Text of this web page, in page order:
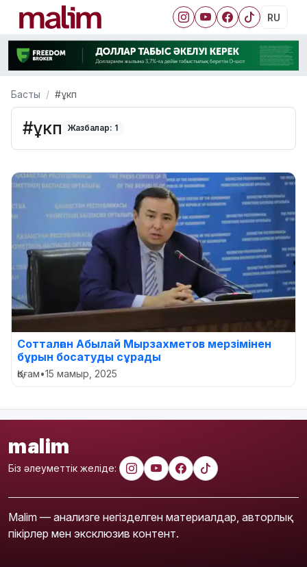
RU
Басты #ұкп
#ұкп Жазбалар: 1
Сотталған Абылай Мырзахметов мерзімінен
бұрын босатуды сұрады
Қоғам•15 мамыр, 2025
malim
Біз әлеуметтік желіде:
Malim — анализге негізделген материалдар, авторлық
пікірлер мен эксклюзив контент.